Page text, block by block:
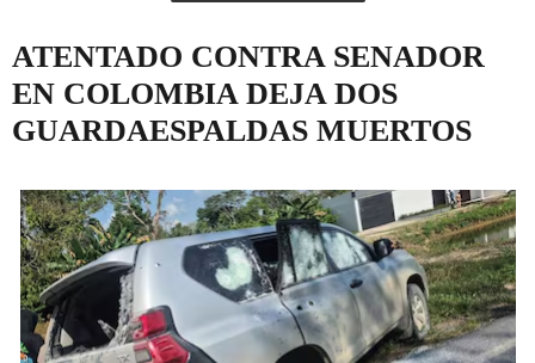
ATENTADO CONTRA SENADOR
EN COLOMBIA DEJA DOS
GUARDAESPALDAS MUERTOS